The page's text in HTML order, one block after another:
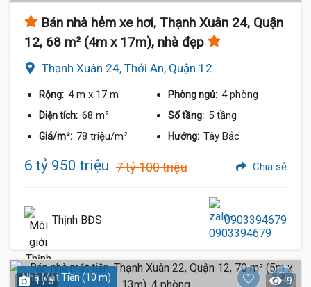
Bán nhà hẻm xe hơi, Thạnh Xuân 24, Quận
12, 68 m² (4m x 17m), nhà đẹp
Thạnh Xuân 24, Thới An, Quận 12
Rộng: 4 m x 17 m Phòng ngủ: 4 phòng
Diện tích: 68 m² Số tầng: 5 tầng
Giá/m²: 78 triệu/m² Hướng: Tây Bắc
6 tỷ 950 triệu 7 tỷ 100 triệu Chia sẻ
Thịnh BĐS 0903394679
Nhà Mặt Tiền (10 m)
1 / 5 9